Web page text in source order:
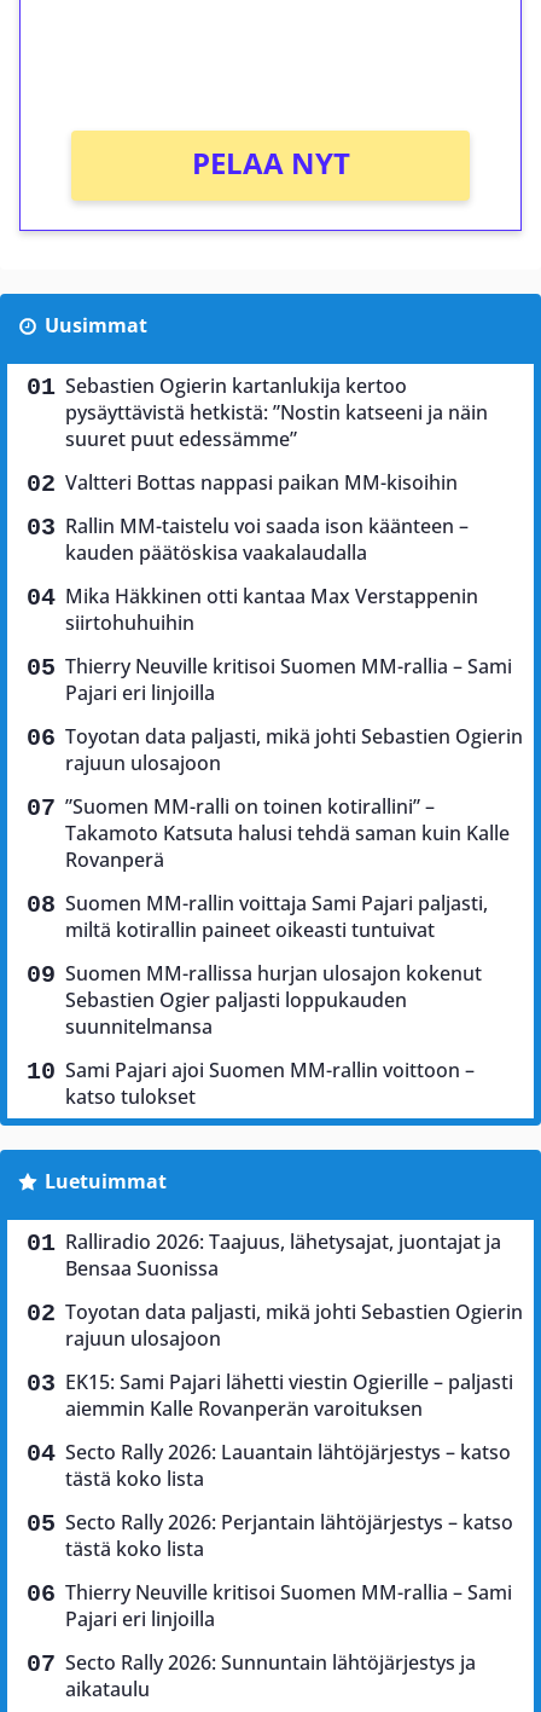
PELAA NYT
Uusimmat
Sebastien Ogierin kartanlukija kertoo
pysäyttävistä hetkistä: ”Nostin katseeni ja näin
suuret puut edessämme”
Valtteri Bottas nappasi paikan MM-kisoihin
Rallin MM-taistelu voi saada ison käänteen –
kauden päätöskisa vaakalaudalla
Mika Häkkinen otti kantaa Max Verstappenin
siirtohuhuihin
Thierry Neuville kritisoi Suomen MM-rallia – Sami
Pajari eri linjoilla
Toyotan data paljasti, mikä johti Sebastien Ogierin
rajuun ulosajoon
”Suomen MM-ralli on toinen kotirallini” –
Takamoto Katsuta halusi tehdä saman kuin Kalle
Rovanperä
Suomen MM-rallin voittaja Sami Pajari paljasti,
miltä kotirallin paineet oikeasti tuntuivat
Suomen MM-rallissa hurjan ulosajon kokenut
Sebastien Ogier paljasti loppukauden
suunnitelmansa
Sami Pajari ajoi Suomen MM-rallin voittoon –
katso tulokset
Luetuimmat
Ralliradio 2026: Taajuus, lähetysajat, juontajat ja
Bensaa Suonissa
Toyotan data paljasti, mikä johti Sebastien Ogierin
rajuun ulosajoon
EK15: Sami Pajari lähetti viestin Ogierille – paljasti
aiemmin Kalle Rovanperän varoituksen
Secto Rally 2026: Lauantain lähtöjärjestys – katso
tästä koko lista
Secto Rally 2026: Perjantain lähtöjärjestys – katso
tästä koko lista
Thierry Neuville kritisoi Suomen MM-rallia – Sami
Pajari eri linjoilla
Secto Rally 2026: Sunnuntain lähtöjärjestys ja
aikataulu